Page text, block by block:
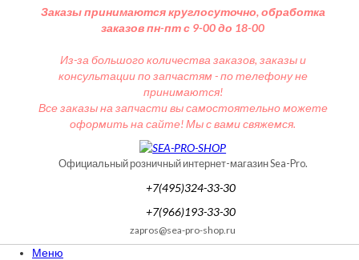
Заказы принимаются круглосуточно, обработка
заказов пн-пт с 9-00 до 18-00
Из-за большого количества заказов, заказы и
консультации по запчастям - по телефону не
принимаются!
Все заказы на запчасти вы самостоятельно можете
оформить на сайте! Мы с вами свяжемся.
Официальный розничный интернет-магазин Sea-Pro.
+7(495)324-33-30
+7(966)193-33-30
zapros@sea-pro-shop.ru
Меню